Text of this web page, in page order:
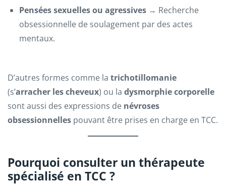
Pensées sexuelles ou agressives → Recherche
obsessionnelle de soulagement par des actes
mentaux.
D’autres formes comme la trichotillomanie
(s’arracher les cheveux) ou la dysmorphie corporelle
sont aussi des expressions de névroses
obsessionnelles pouvant être prises en charge en TCC.
Pourquoi consulter un thérapeute
spécialisé en TCC ?